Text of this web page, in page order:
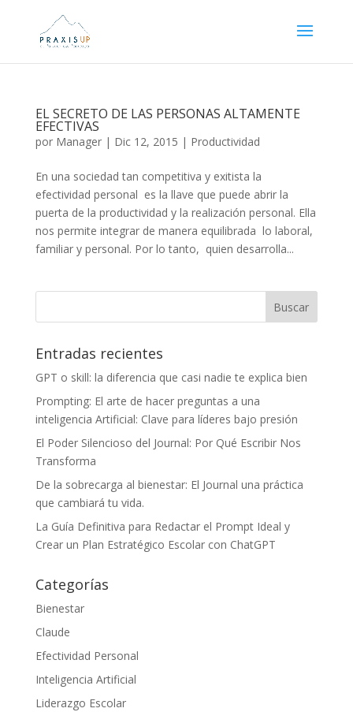
EL SECRETO DE LAS PERSONAS ALTAMENTE
EFECTIVAS
por Manager| Dic 12, 2015 | Productividad
En una sociedad tan competitiva y exitista la
efectividad personal es la llave que puede abrir la
puerta de la productividad y la realización personal. Ella
nos permite integrar de manera equilibrada lo laboral,
familiar y personal. Por lo tanto, quien desarrolla...
Entradas recientes
GPT o skill: la diferencia que casi nadie te explica bien
Prompting: El arte de hacer preguntas a una
inteligencia Artificial: Clave para líderes bajo presión
El Poder Silencioso del Journal: Por Qué Escribir Nos
Transforma
De la sobrecarga al bienestar: El Journal una práctica
que cambiará tu vida.
La Guía Definitiva para Redactar el Prompt Ideal y
Crear un Plan Estratégico Escolar con ChatGPT
Categorías
Bienestar
Claude
Efectividad Personal
Inteligencia Artificial
Liderazgo Escolar